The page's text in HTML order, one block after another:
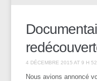
4 DÉCEMBRE 2015 AT 9 H
Nous avions annoncé